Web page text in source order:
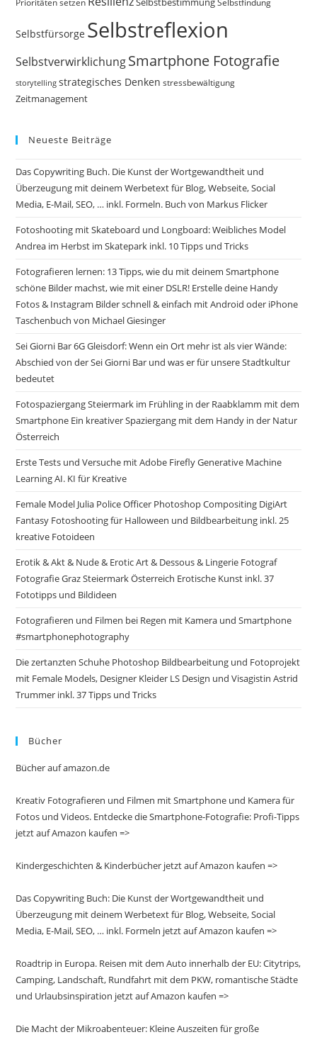
Selbstfürsorge Selbstreflexion
SelbstverwirklichungSmartphone Fotografie
storytelling strategisches Denken stressbewältigung
Zeitmanagement
Neueste Beiträge
Das Copywriting Buch. Die Kunst der Wortgewandtheit und
Überzeugung mit deinem Werbetext für Blog, Webseite, Social
Media, E-Mail, SEO, … inkl. Formeln. Buch von Markus Flicker
Fotoshooting mit Skateboard und Longboard: Weibliches Model
Andrea im Herbst im Skatepark inkl. 10 Tipps und Tricks
Fotografieren lernen: 13 Tipps, wie du mit deinem Smartphone
schöne Bilder machst, wie mit einer DSLR! Erstelle deine Handy
Fotos & Instagram Bilder schnell & einfach mit Android oder iPhone
Taschenbuch von Michael Giesinger
Sei Giorni Bar 6G Gleisdorf: Wenn ein Ort mehr ist als vier Wände:
Abschied von der Sei Gior­ni Bar und was er für unsere Stadtkultur
bedeutet
Fotospaziergang Steiermark im Frühling in der Raabklamm mit dem
Smartphone Ein kreativer Spaziergang mit dem Handy in der Natur
Österreich
Erste Tests und Versuche mit Adobe Firefly Generative Machine
Learning AI. KI für Kreative
Female Model Julia Police Officer Photoshop Compositing DigiArt
Fantasy Fotoshooting für Halloween und Bildbearbeitung inkl. 25
kreative Fotoideen
Erotik & Akt & Nude & Erotic Art & Dessous & Lingerie Fotograf
Fotografie Graz Steiermark Österreich Erotische Kunst inkl. 37
Fototipps und Bildideen
Fotografieren und Filmen bei Regen mit Kamera und Smartphone
#smartphonephotography
Die zertanzten Schuhe Photoshop Bildbearbeitung und Fotoprojekt
mit Female Models, Designer Kleider LS Design und Visagistin Astrid
Trummer inkl. 37 Tipps und Tricks
Bücher
Bücher auf amazon.de
Kreativ Fotografieren und Filmen mit Smartphone und Kamera für
Fotos und Videos. Entdecke die Smartphone-Fotografie: Profi-Tipps
jetzt auf Amazon kaufen =>
Kindergeschichten & Kinderbücher jetzt auf Amazon kaufen =>
Das Copywriting Buch: Die Kunst der Wortgewandtheit und
Überzeugung mit deinem Werbetext für Blog, Webseite, Social
Media, E-Mail, SEO, … inkl. Formeln jetzt auf Amazon kaufen =>
Roadtrip in Europa. Reisen mit dem Auto innerhalb der EU: Citytrips,
Camping, Landschaft, Rundfahrt mit dem PKW, romantische Städte
und Urlaubsinspiration jetzt auf Amazon kaufen =>
Die Macht der Mikroabenteuer: Kleine Auszeiten für große